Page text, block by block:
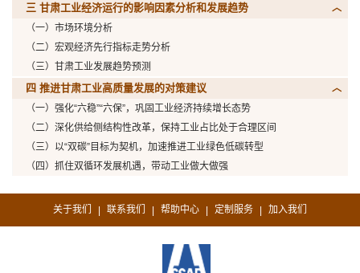
三 甘肃工业经济运行的影响因素分析和发展趋势
（一）市场环境分析
（二）宏观经济先行指标走势分析
（三）甘肃工业发展趋势预测
四 推进甘肃工业高质量发展的对策建议
（一）强化“六稳”“六保”，巩固工业经济持续增长态势
（二）深化供给侧结构性改革，保持工业占比处于合理区间
（三）以“双碳”目标为契机，加速推进工业绿色低碳转型
（四）抓住双循环发展机遇，带动工业做大做强
关于我们 | 联系我们 | 帮助中心 | 定制服务 | 加入我们